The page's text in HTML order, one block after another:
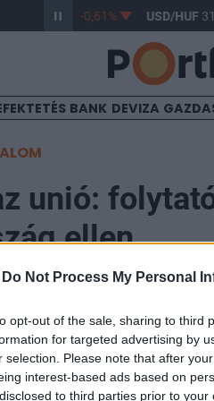
Do Not Process My Personal
opt-out of the sale, sharing to third
for targeted advertising by
selection. Please note that after
interest-based ads based on
to third parties prior to
363,17 -0,61% USD/HUF
BANK DEVIZA
unió:
ellen
újabb fél évvel, 2024.
bevezetett